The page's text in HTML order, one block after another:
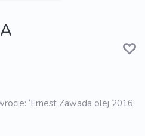
‘Ernest Zawada olej 2016’